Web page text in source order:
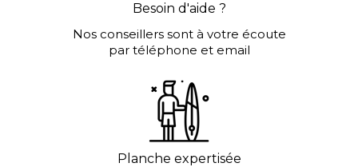
Besoin d'aide ?
Nos conseillers sont à votre écoute
par téléphone et email
Planche expertisée